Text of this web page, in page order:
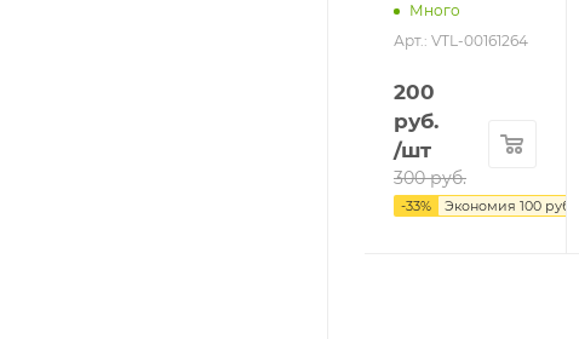
Много
Арт.: VTL-00161264
200
руб.
/шт
300руб.
-33% Экономия 100 руб.